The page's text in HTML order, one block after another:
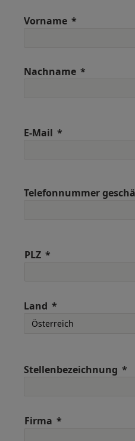
Vorname
Nachname
E-Mail
Telefonnummer
PLZ
Land
Stellenbezeichnung
Firma